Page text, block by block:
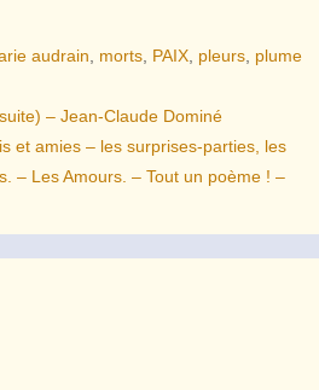
audrain morts PAIX pleurs plume
– Jean-Claude Dominé
et amies – les surprises-parties, les
– Les Amours. – Tout un poème ! –